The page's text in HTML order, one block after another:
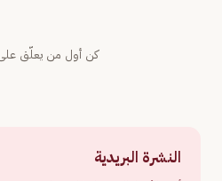
كن أول من يعلّق على
النشرة البريدية